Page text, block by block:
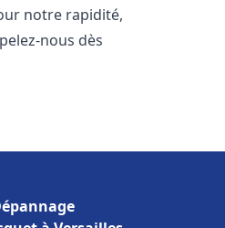
notre rapidité,
nous dès